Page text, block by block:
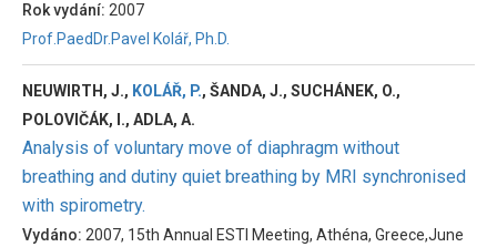
Rok vydání: 2007
Prof.PaedDr.Pavel Kolář, Ph.D.
NEUWIRTH, J., KOLÁŘ, P., ŠANDA, J., SUCHÁNEK, O.,
POLOVIČÁK, I., ADLA, A.
Analysis of voluntary move of diaphragm without
breathing and dutiny quiet breathing by MRI synchronised
with spirometry.
Vydáno: 2007, 15th Annual ESTI Meeting, Athéna, Greece,June